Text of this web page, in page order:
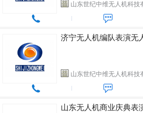
山东世纪中维无人机科技
济宁无人机编队表演无
山东世纪中维无人机科技
山东无人机商业庆典表